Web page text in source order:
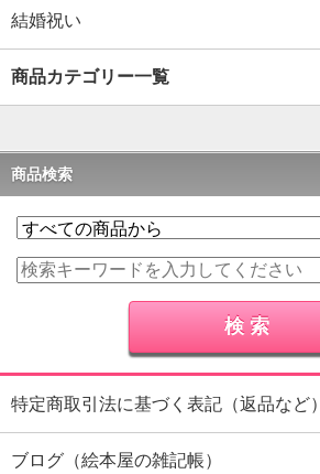
結婚祝い
商品カテゴリー一覧
商品検索
特定商取引法に基づく表記（返品など）
ブログ（絵本屋の雑記帳）